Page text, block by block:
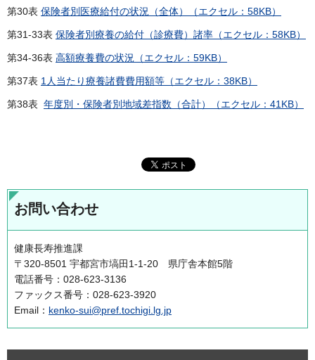
第30表 保険者別医療給付の状況（全体）（エクセル：58KB）
第31-33表 保険者別療養の給付（診療費）諸率（エクセル：58KB）
第34-36表 高額療養費の状況（エクセル：59KB）
第37表 1人当たり療養諸費費用額等（エクセル：38KB）
第38表 年度別・保険者別地域差指数（合計）（エクセル：41KB）
お問い合わせ
健康長寿推進課
〒320-8501 宇都宮市塙田1-1-20 県庁舎本館5階
電話番号：028-623-3136
ファックス番号：028-623-3920
Email： kenko-sui@pref.tochigi.lg.jp